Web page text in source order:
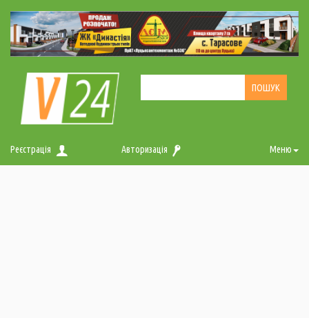
Реєстрація Авторизація Меню